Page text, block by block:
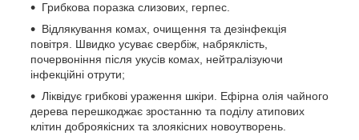
Грибкова поразка слизових, герпес.
Відлякування комах, очищення та дезінфекція
повітря. Швидко усуває свербіж, набряклість,
почервоніння після укусів комах, нейтралізуючи
інфекційні отрути;
Ліквідує грибкові ураження шкіри. Ефірна олія чайного
дерева перешкоджає зростанню та поділу атипових
клітин доброякісних та злоякісних новоутворень.